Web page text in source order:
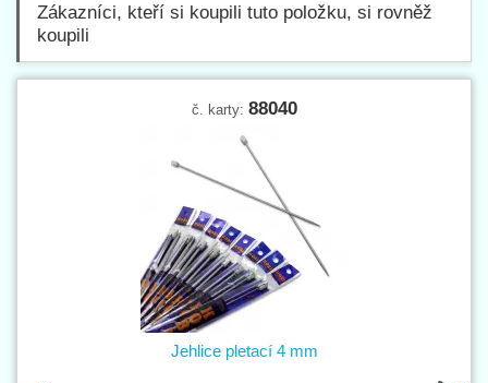
Zákazníci, kteří si koupili tuto položku, si rovněž
koupili
č. karty: 88040
Jehlice pletací 4 mm